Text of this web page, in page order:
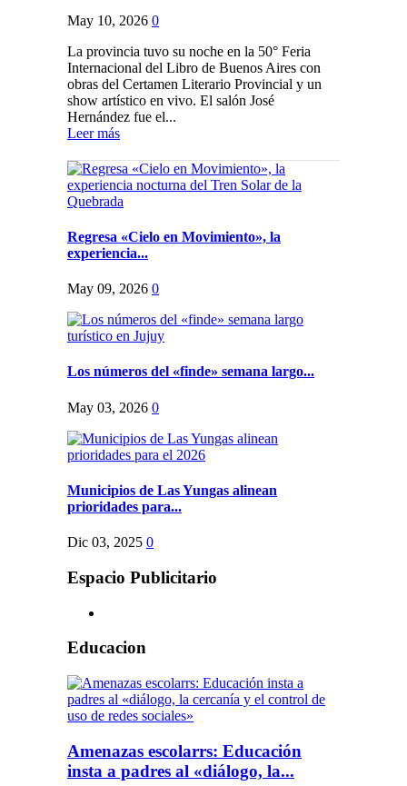
May 10, 2026 0
La provincia tuvo su noche en la 50° Feria
Internacional del Libro de Buenos Aires con
obras del Certamen Literario Provincial y un
show artístico en vivo. El salón José
Hernández fue el...
Leer más
Regresa «Cielo en Movimiento», la
experiencia...
May 09, 2026 0
Los números del «finde» semana largo...
May 03, 2026 0
Municipios de Las Yungas alinean
prioridades para...
Dic 03, 2025 0
Espacio Publicitario
Educacion
Amenazas escolarrs: Educación
insta a padres al «diálogo, la...